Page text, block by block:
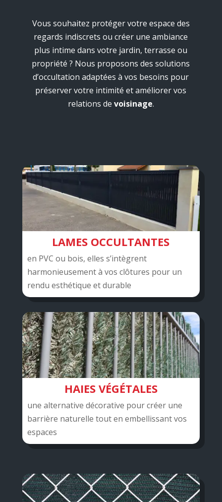
Vous souhaitez protéger votre espace des
regards indiscrets ou créer une ambiance
plus intime dans votre jardin, terrasse ou
propriété ? Nous proposons des solutions
d’occultation adaptées à vos besoins pour
préserver votre intimité et améliorer vos
relations de voisinage.
LAMES OCCULTANTES
en PVC ou bois, elles s’intègrent
harmonieusement à vos clôtures pour un
rendu esthétique et durable
HAIES VÉGÉTALES
une alternative décorative pour créer une
barrière naturelle tout en embellissant vos
espaces